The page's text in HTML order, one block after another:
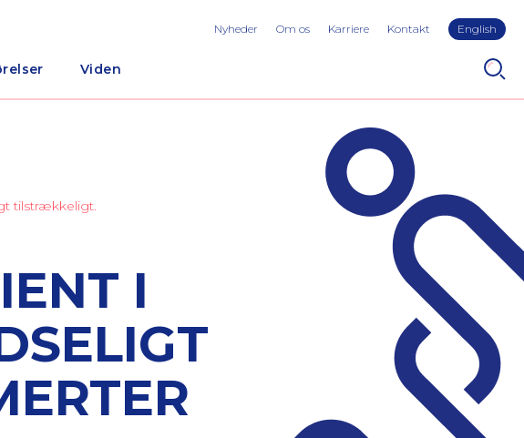
Viden
Nyheder Om os Karriere Kontakt English
tilstrækkeligt.
I